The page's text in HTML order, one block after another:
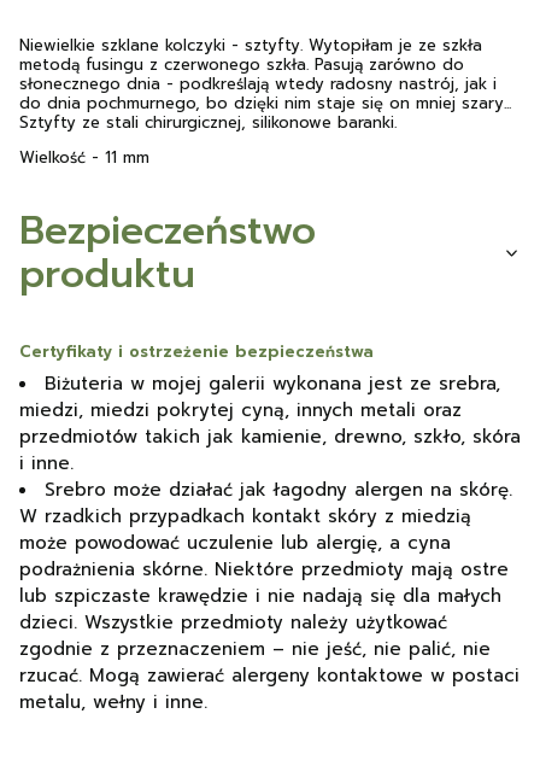
Niewielkie szklane kolczyki - sztyfty. Wytopiłam je ze szkła
metodą fusingu z czerwonego szkła. Pasują zarówno do
słonecznego dnia - podkreślają wtedy radosny nastrój, jak i
do dnia pochmurnego, bo dzięki nim staje się on mniej szary...
Sztyfty ze stali chirurgicznej, silikonowe baranki.
Wielkość - 11 mm
Bezpieczeństwo
produktu
Certyfikaty i ostrzeżenie bezpieczeństwa
Biżuteria w mojej galerii wykonana jest ze srebra,
miedzi, miedzi pokrytej cyną, innych metali oraz
przedmiotów takich jak kamienie, drewno, szkło, skóra
i inne.
Srebro może działać jak łagodny alergen na skórę.
W rzadkich przypadkach kontakt skóry z miedzią
może powodować uczulenie lub alergię, a cyna
podrażnienia skórne. Niektóre przedmioty mają ostre
lub szpiczaste krawędzie i nie nadają się dla małych
dzieci. Wszystkie przedmioty należy użytkować
zgodnie z przeznaczeniem – nie jeść, nie palić, nie
rzucać. Mogą zawierać alergeny kontaktowe w postaci
metalu, wełny i inne.